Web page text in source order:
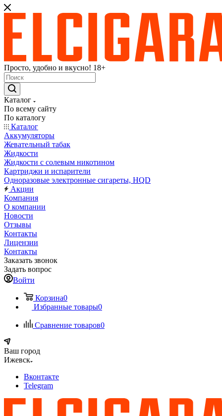
Просто, удобно и вкусно! 18+
Каталог
По всему сайту
По каталогу
Каталог
Аккумуляторы
Жевательный табак
Жидкости
Жидкости с солевым никотином
Картриджи и испарители
Одноразовые электронные сигареты, HQD
Акции
Компания
О компании
Новости
Отзывы
Контакты
Лицензии
Контакты
Заказать звонок
Задать вопрос
Войти
Корзина0
Избранные товары0
Сравнение товаров0
Ваш город
Ижевск
Вконтакте
Telegram